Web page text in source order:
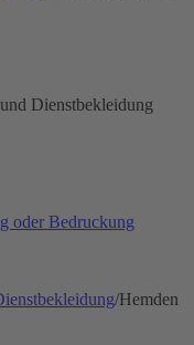
Dienstbekleidung
oder Bedruckung
/Hemden